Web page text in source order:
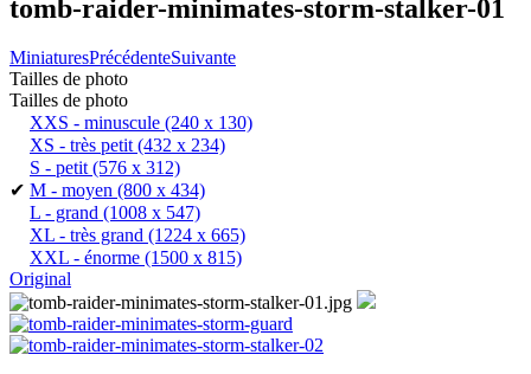
tomb-raider-minimates-storm-stalker-01
MiniaturesPrécédenteSuivante
Tailles de photo
Tailles de photo
XXS - minuscule (240 x 130)
XS - très petit(432 x 234)
S - petit(576 x 312)
✔ M - moyen (800 x 434)
L - grand (1008 x 547)
XL - très grand (1224 x 665)
XXL - énorme (1500 x 815)
Original